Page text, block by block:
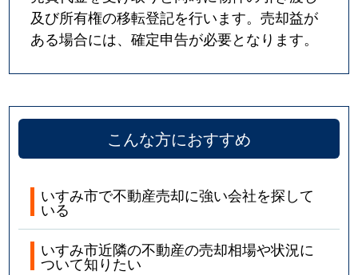
及び所有権の移転登記を行います。売却益が
ある場合には、確定申告が必要となります。
こんな方におすすめ
いすみ市で不動産売却に強い会社を探して
いる
いすみ市近隣の不動産の売却相場や状況に
ついて知りたい